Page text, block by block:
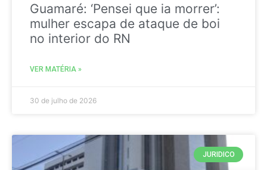
Guamaré: ‘Pensei que ia morrer’:
mulher escapa de ataque de boi
no interior do RN
VER MATÉRIA »
30 de julho de 2026
JURIDICO